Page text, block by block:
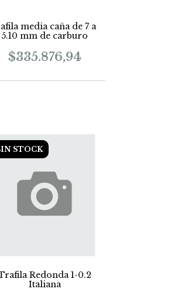
media caña de 7 a
5.10 mm de carburo
$335.876,94
STOCK
Redonda 1-0.2
Italiana